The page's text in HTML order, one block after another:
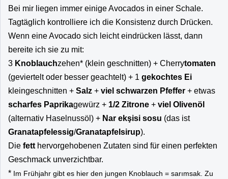
Bei mir liegen immer einige Avocados in einer Schale.
Tagtäglich kontrolliere ich die Konsistenz durch Drücken.
Wenn eine Avocado sich leicht eindrücken lässt, dann
bereite ich sie zu mit:
3 Knoblauchzehen* (klein geschnitten) + Cherrytomaten
(geviertelt oder besser geachtelt) + 1 gekochtes Ei
kleingeschnitten + Salz + viel schwarzen Pfeffer + etwas
scharfes Paprikagewürz + 1/2 Zitrone + viel Olivenöl
(alternativ Haselnussöl) + Nar ekşisi sosu (das ist
Granatapfelessig/Granatapfelsirup).
Die fett hervorgehobenen Zutaten sind für einen perfekten
Geschmack unverzichtbar.
* Im Frühjahr gibt es hier den jungen Knoblauch = sarımsak. Zu